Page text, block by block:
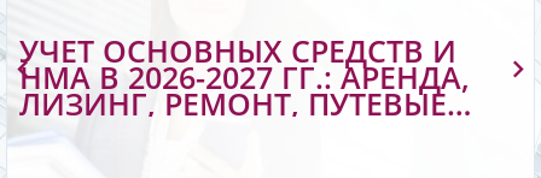
УЧЕТ ОСНОВНЫХ СРЕДСТВ И
НМА В 2026-2027 ГГ.: АРЕНДА,
ЛИЗИНГ, РЕМОНТ, ПУТЕВЫЕ
ЛИСТЫ. ПЕРЕХОД НА
ЭЛЕКТРОННЫЕ ТРАНСПОРТНЫЕ